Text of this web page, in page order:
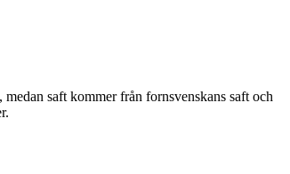
saft kommer från fornsvenskans saft och